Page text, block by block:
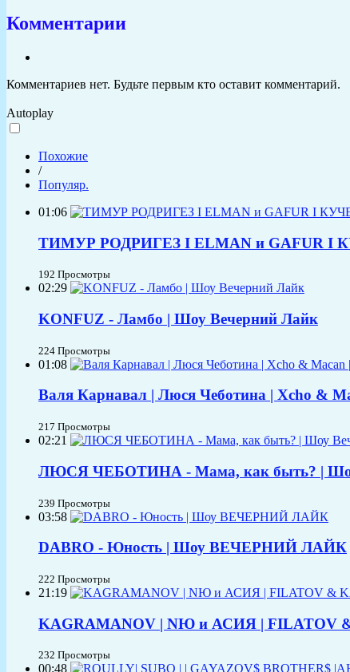
Комментарии
Комментариев нет. Будьте первым кто оставит комментарий.
Autoplay
Похожие
/
Популяр.
01:06
ТИМУР РОДРИГЕЗ I ELMAN и GAFUR I
192 Просмотры
02:29
KONFUZ - Ламбо | Шоу Вечерний Лайк
224 Просмотры
01:08
Валя Карнавал | Люся Чеботина | Xcho &
217 Просмотры
02:21
ЛЮСЯ ЧЕБОТИНА - Мама, как быть? |
239 Просмотры
03:58
DABRO - Юность | Шоу ВЕЧЕРНИЙ ЛАЙК
222 Просмотры
21:19
KAGRAMANOV | NЮ и АСИЯ | FILATOV
232 Просмотры
00:48